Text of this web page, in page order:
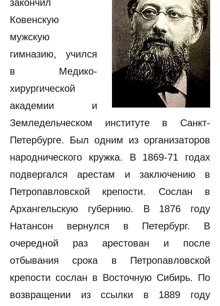
закончил
Ковенскую
мужскую
гимназию, учился
в Медико-
хирургической
академии и
Земледельческом институте в Санкт-
Петербурге. Был одним из организаторов
народнического кружка. В 1869-71 годах
подвергался арестам и заключению в
Петропавловской крепости. Сослан в
Архангельскую губернию. В 1876 году
Натансон вернулся в Петербург. В
очередной раз арестован и после
отбывания срока в Петропавловской
крепости сослан в Восточную Сибирь. По
возвращении из ссылки в 1889 году